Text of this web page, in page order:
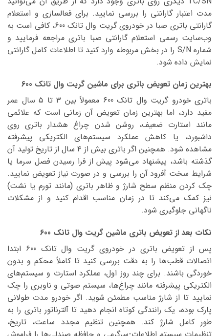
مدت اعتبار گارانتی را بررسی نمایید. برای فعالسازی و استعلام
گارانتی باتری صبا در خودروی گریت وال تانک 600، کافی است به
وب‌سایت رسمی استعلام گارانتی صبا باتری مراجعه فرمایید و
شماره S/N را در بخش مربوطه وارد کنید تا اطلاعات کامل گارانتی
نمایش داده شود.
بهترین زمان تعویض باتری برای ماشین گریت وال تانک 600
باتری خودرو گریت وال تانک 600 معمولاً بین ۳ تا ۵ سال عمر
مفید دارد، اما بهترین زمان تعویض آن زمانی است که علائمی
مانند استارت ضعیف، روشن شدن چراغ هشدار باتری روی
داشبورد، یا کاهش عملکرد سیستم‌های الکتریکی پیشرفته
مشاهده شود. همچنین اگر باتری بیش از ۴ سال از تاریخ تولید آن
گذشته باشد، پیشنهاد می‌شود پیش از فرا رسیدن فصل سرما یا
شرایط سخت آفرود آن را بررسی و در صورت نیاز تعویض نمایید.
چک کردن منظم سطح شارژ و ظاهر باتری (مانند تورم یا نشت)
نیز کمک می‌کند تا در زمان مناسب اقدام کنید و از مشکلات
ناگهانی جلوگیری شود.
نکات بعد از تعویض باتری ماشین گریت وال تانک 600
پس از تعویض باتری در خودروی گریت وال تانک 600 ابتدا
اتصالات قطب‌ها را به دقت بررسی کنید تا کاملاً محکم و بدون
خوردگی باشند. برای چند روز اول، عملکرد استارت و سیستم‌های
الکتریکی پیشرفته مانند چراغ‌ها، سیستم صوتی و ناوبری را چک
نمایید تا از شارژ مناسب مطمئن شوید. اگر خودرو مدت طولانی
پارک بوده، یک رانندگی کوتاه انجام دهید تا آلترناتور باتری را به
طور کامل شارژ کند. همچنین تنظیم مجدد ساعت، تاریخ،